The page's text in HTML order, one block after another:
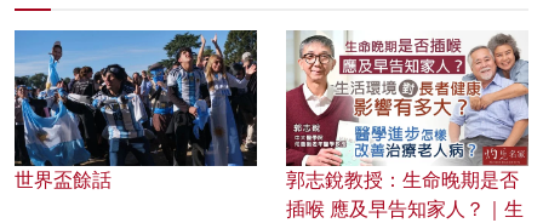
世界盃餘話
郭志銳教授：生命晚期是否
插喉 應及早告知家人？｜生